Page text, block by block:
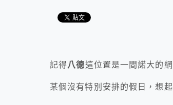
記得八德這位置是一間諾大的
某個沒有特別安排的假日，想